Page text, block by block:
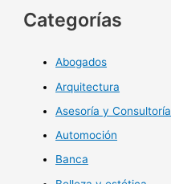
Categorías
Abogados
Arquitectura
Asesoría y Consultoría
Automoción
Banca